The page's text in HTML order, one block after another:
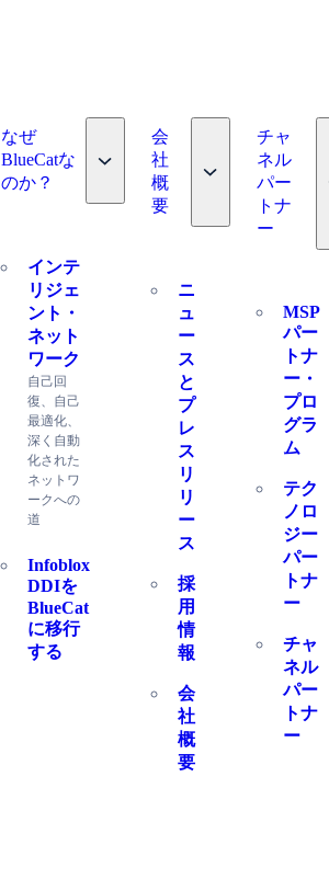
なぜ
BlueCatな
のか？
Toggle nav dropdown
インテ
リジェ
ント・
ネット
ワーク
自己回
復、自己
最適化、
深く自動
化された
ネットワ
ークへの
道
Infoblox
DDIを
BlueCat
に移行
する
会
社
概
要
Toggle nav
ニ
ュ
ー
ス
と
プ
レ
ス
リ
リ
ー
ス
採
用
情
報
会
社
概
要
チャ
ネル
パー
トナ
ー
MSP
パー
トナ
ー・
プロ
グラ
ム
テク
ノロ
ジー
パー
トナ
ー
チャ
ネル
パー
トナ
ー